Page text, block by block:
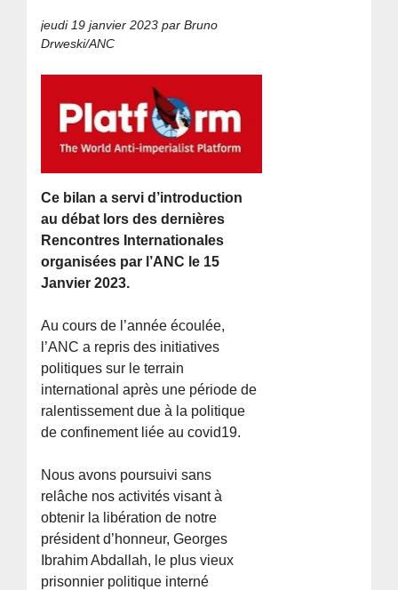
jeudi 19 janvier 2023 par Bruno
Drweski/ANC
Ce bilan a servi d’introduction
au débat lors des dernières
Rencontres Internationales
organisées par l’ANC le 15
Janvier 2023.
Au cours de l’année écoulée,
l’ANC a repris des initiatives
politiques sur le terrain
international après une période de
ralentissement due à la politique
de confinement liée au covid19.
Nous avons poursuivi sans
relâche nos activités visant à
obtenir la libération de notre
président d’honneur, Georges
Ibrahim Abdallah, le plus vieux
prisonnier politique interné